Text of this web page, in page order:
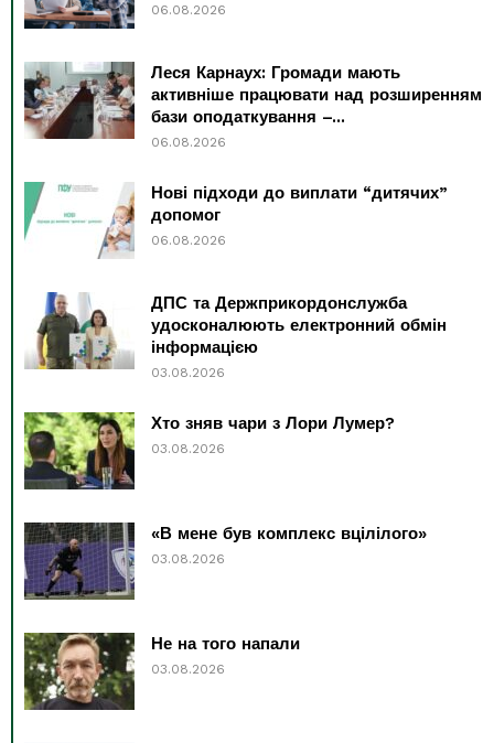
06.08.2026
Леся Карнаух: Громади мають
активніше працювати над розширенням
бази оподаткування –...
06.08.2026
Нові підходи до виплати “дитячих”
допомог
06.08.2026
ДПС та Держприкордонслужба
удосконалюють електронний обмін
інформацією
03.08.2026
Хто зняв чари з Лори Лумер?
03.08.2026
«В мене був комплекс вцілілого»
03.08.2026
Не на того напали
03.08.2026